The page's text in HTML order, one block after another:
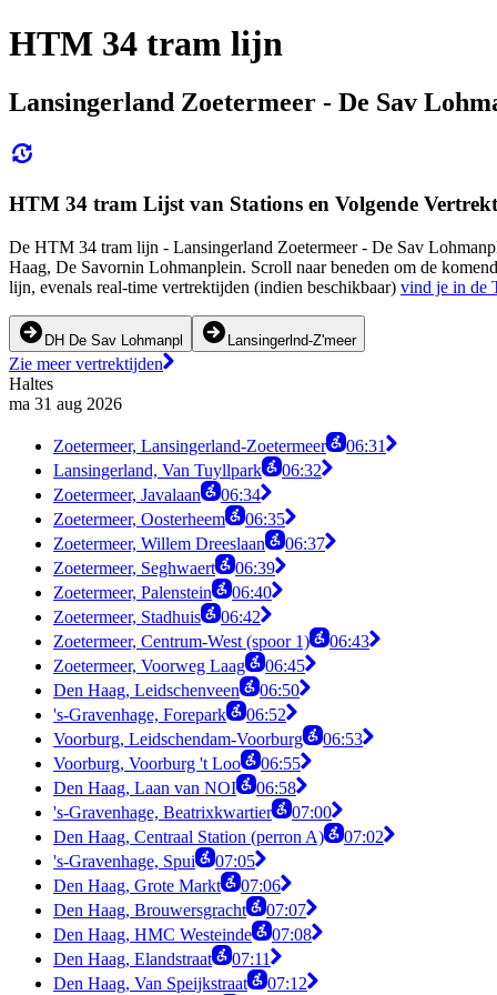
HTM 34 tram lijn
Lansingerland Zoetermeer - De Sav
HTM 34 tram Lijst van Stations en Volgende
De HTM 34 tram lijn - Lansingerland Zoetermeer - De Sav
Haag, De Savornin Lohmanplein. Scroll naar beneden om de
lijn, evenals real-time vertrektijden (indien beschikbaar) vind je in de
DH De Sav Lohmanpl Lansingerlnd-Z'meer
Zie meer vertrektijden
Haltes
ma 31 aug 2026
Zoetermeer, Lansingerland-Zoetermeer
06:31
Lansingerland, Van Tuyllpark
06:32
Zoetermeer, Javalaan
06:34
Zoetermeer, Oosterheem
06:35
Zoetermeer, Willem Dreeslaan
06:37
Zoetermeer, Seghwaert
06:39
Zoetermeer, Palenstein
06:40
Zoetermeer, Stadhuis
06:42
Zoetermeer, Centrum-West (spoor 1)
06:43
Zoetermeer, Voorweg Laag
06:45
Den Haag, Leidschenveen
06:50
's-Gravenhage, Forepark
06:52
Voorburg, Leidschendam-Voorburg
06:53
Voorburg, Voorburg 't Loo
06:55
Den Haag, Laan van NOI
06:58
's-Gravenhage, Beatrixkwartier
07:00
Den Haag, Centraal Station (perron A)
07:02
's-Gravenhage, Spui
07:05
Den Haag, Grote Markt
07:06
Den Haag, Brouwersgracht
07:07
Den Haag, HMC Westeinde
07:08
Den Haag, Elandstraat
07:11
Den Haag, Van Speijkstraat
07:12